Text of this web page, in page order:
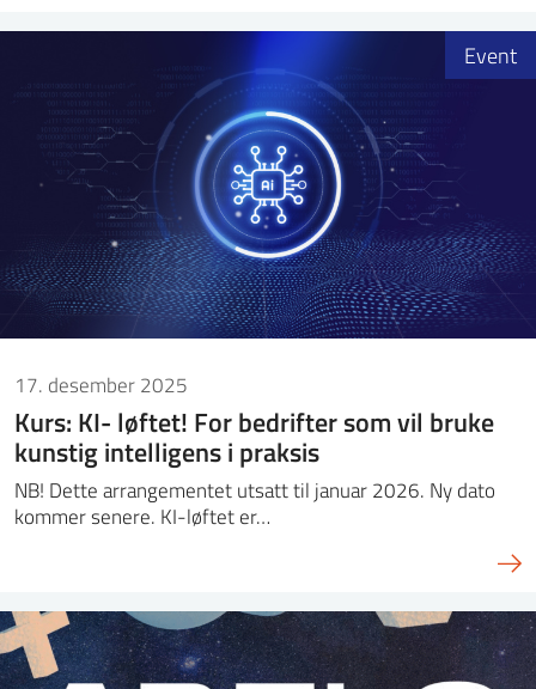
17. desember 2025
Kurs: KI- løftet! For bedrifter som vil bruke
kunstig intelligens i praksis
NB! Dette arrangementet utsatt til januar 2026. Ny dato
kommer senere. KI-løftet er…
Event